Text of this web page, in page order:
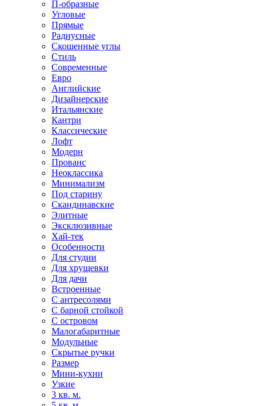
П-образные
Угловые
Прямые
Радиусные
Скошенные углы
Стиль
Современные
Евро
Английские
Дизайнерские
Итальянские
Кантри
Классические
Лофт
Модерн
Прованс
Неоклассика
Минимализм
Под старину
Скандинавские
Элитные
Эксклюзивные
Хай-тек
Особенности
Для студии
Для хрущевки
Для дачи
Встроенные
С антресолями
С барной стойкой
С островом
Малогабаритные
Модульные
Скрытые ручки
Размер
Мини-кухни
Узкие
3 кв. м.